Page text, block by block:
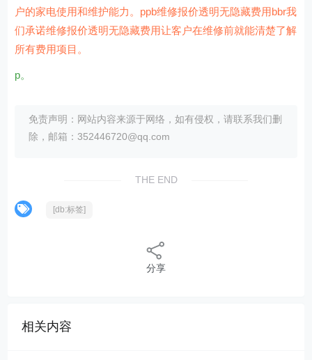
户的家电使用和维护能力。ppb维修报价透明无隐藏费用bbr我
们承诺维修报价透明无隐藏费用让客户在维修前就能清楚了解
所有费用项目。
p。
免责声明：网站内容来源于网络，如有侵权，请联系我们删
除，邮箱：352446720@qq.com
THE END
[db:标签]
分享
相关内容